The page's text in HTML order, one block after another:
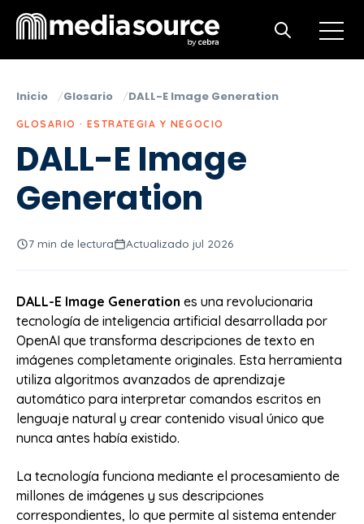
Open
Open search
Inicio Glosario DALL-E Image Generation
GLOSARIO · ESTRATEGIA Y NEGOCIO
DALL-E Image
Generation
7 min de lectura Actualizado jul 2026
DALL-E Image Generation es una revolucionaria
tecnología de inteligencia artificial desarrollada por
OpenAI que transforma descripciones de texto en
imágenes completamente originales. Esta herramienta
utiliza algoritmos avanzados de aprendizaje
automático para interpretar comandos escritos en
lenguaje natural y crear contenido visual único que
nunca antes había existido.
La tecnología funciona mediante el procesamiento de
millones de imágenes y sus descripciones
correspondientes, lo que permite al sistema entender